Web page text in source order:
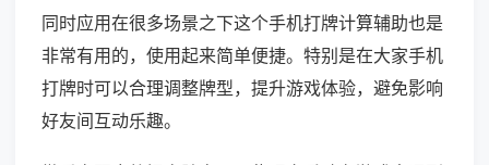
同时应用在很多场景之下这个手机打牌计算辅助也是
非常有用的，使用起来简单便捷。特别是在大家手机
打牌时可以合理调整牌型，提升游戏体验，避免影响
好友间互动乐趣。